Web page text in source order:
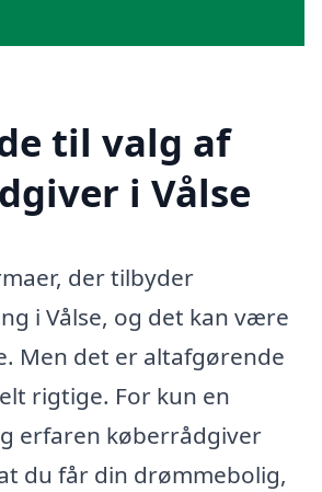
til valg af
i Vålse
der tilbyder
i Vålse, og det kan være
Men det er altafgørende
rigtige. For kun en
erfaren køberrådgiver
du får din drømmebolig,